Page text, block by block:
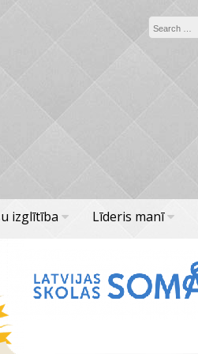
izglītība Līderis manī